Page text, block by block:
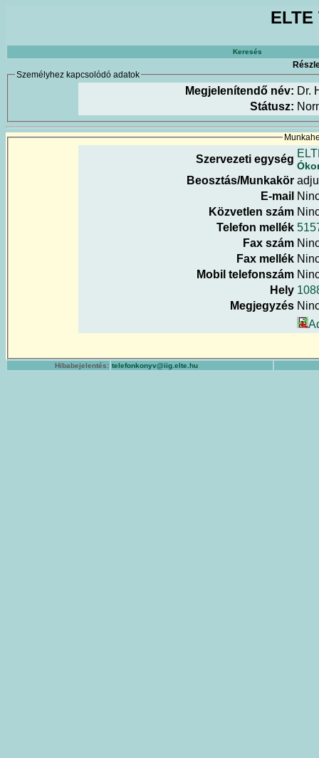
Keresés
Személyhez kapcsolódó adatok
Megjelenítendő név: Dr.
Státusz:
Szervezeti egység
Beosztás/Munkakör
E-mail
Közvetlen szám
Telefon mellék
Fax szám
Fax mellék
Mobil telefonszám
Hely
Megjegyzés
Hibabejelentés: telefonkonyv@iig.elte.hu